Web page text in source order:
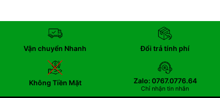
Vận chuyển Nhanh Đổi trả tính phí
Không Tiền Mặt Zalo: 0767.0776.64
Chỉ nhận tin nhắn